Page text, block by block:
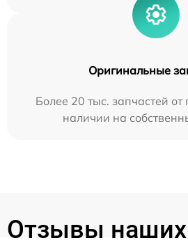
Оригинальные
Более 20 тыс. запчастей от
наличии на
Отзывы наших